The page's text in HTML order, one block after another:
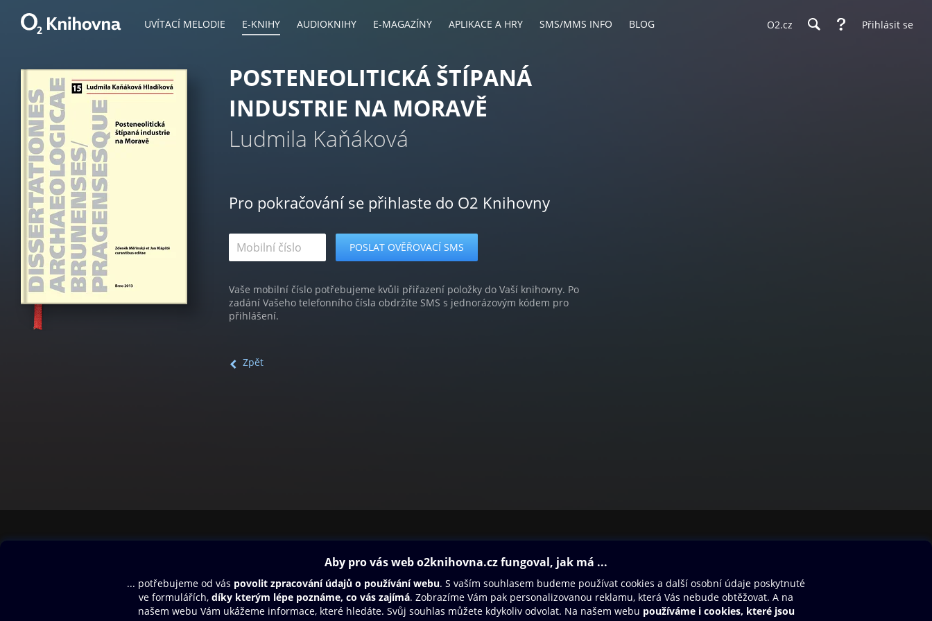
UVÍTACÍ MELODIE E-KNIHY AUDIOKNIHY E-MAGAZÍNY APLIKACE A HRY SMS/MMS INFO BLOG O2.cz Přihlásit se
POSTENEOLITICKÁ ŠTÍPANÁ
INDUSTRIE NA MORAVĚ
Ludmila Kaňáková
Pro pokračování se přihlaste do O2 Knihovny
Vaše mobilní číslo potřebujeme kvůli přiřazení položky do Vaší knihovny. Po
zadání Vašeho telefonního čísla obdržíte SMS s jednorázovým kódem pro
přihlášení.
Zpět
Aplikace a hry
SMS/MMS Info
Blog
Dárkový poukaz
Nápověda
Oneplay Originály
Sport